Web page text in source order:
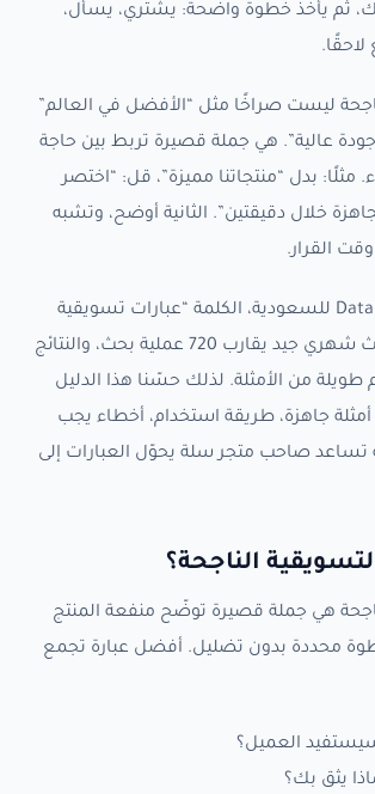
ثم يأخذ خطوة واضحة: يشتري، يسأل،
لاحقًا.
ليست صراخًا مثل “الأفضل في العالم”
عالية”. هي جملة قصيرة تربط بين حاجة
بدل “منتجاتنا مميزة”، قل: “اختصر
خلال دقيقتين”. الثانية أوضح، وتشبه
القرار.
حسب بيانات DataForSEO للسعودية، الكلمة “عبارات تسويقية
لجذب الزبائن” لها بحث شهري جيد يقارب 720 عملية بحث، والنتائج
طويلة من الأمثلة. لذلك حسّنا هذا الدليل
أمثلة جاهزة، طريقة استخدام، أخطاء يجب
تساعد صاحب متجر سلة يحوّل العبارات إلى
الناجحة؟
هي جملة قصيرة توضّح منفعة المنتج
محددة بدون تضليل. أفضل عبارة تجمع
العميل؟
يثق بك؟